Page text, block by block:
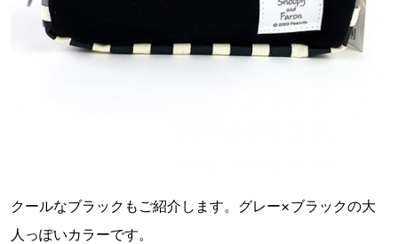
クールなブラックもご紹介します。グレー×ブラックの大
人っぽいカラーです。